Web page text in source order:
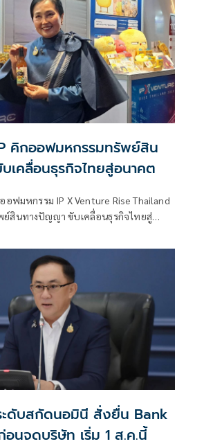
คิกออฟมหกรรมทรัพย์สิน
คลื่อนธุรกิจไทยสู่อนาคต
ย์สินทางปัญญา ขับเคลื่อนธุรกิจไทยสู่
ค่างานวิจัยไทย
ดับสกัดนอมินี สั่งยื่น Bank
นจดบริษัท เริ่ม 1 ส.ค.นี้